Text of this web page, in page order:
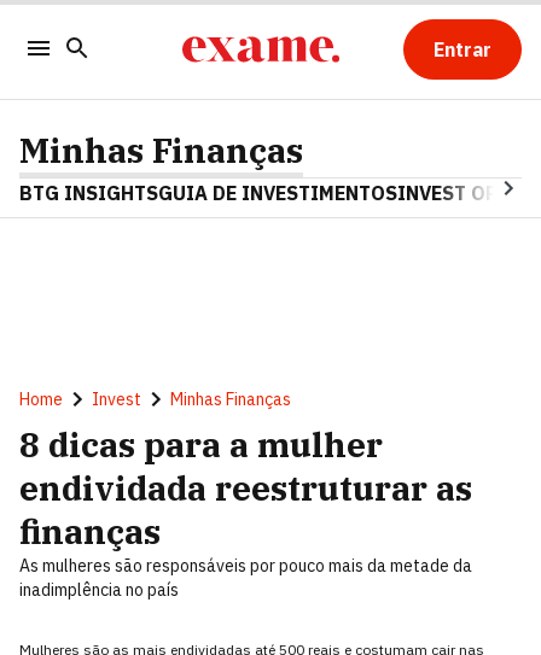
Entrar
Minhas Finanças
BTG INSIGHTSGUIA DE INVESTIMENTOSINVEST OPINA
Home Invest Minhas Finanças
8 dicas para a mulher
endividada reestruturar as
finanças
As mulheres são responsáveis por pouco mais da metade da
inadimplência no país
Mulheres são as mais endividadas até 500 reais e costumam cair nas